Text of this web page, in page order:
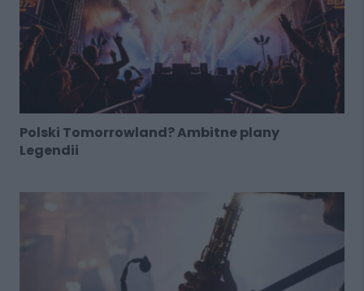
Polski Tomorrowland? Ambitne plany
Legendii